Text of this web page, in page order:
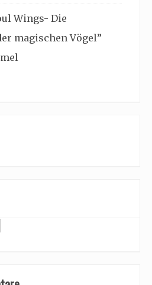
Wings- Die
magischen Vögel”